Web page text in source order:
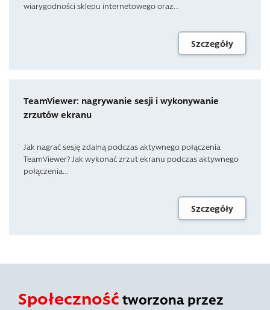
wiarygodności sklepu internetowego oraz...
Szczegóły
TeamViewer: nagrywanie sesji i wykonywanie
zrzutów ekranu
Jak nagrać sesję zdalną podczas aktywnego połączenia
TeamViewer? Jak wykonać zrzut ekranu podczas aktywnego
połączenia...
Szczegóły
Społeczność tworzona przez